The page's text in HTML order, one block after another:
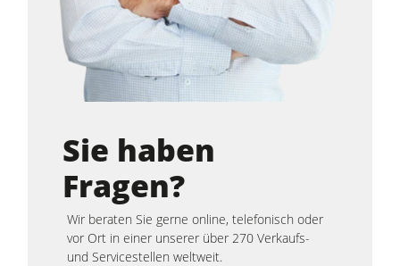
Sie haben
Fragen?
Wir beraten Sie gerne online, telefonisch oder
vor Ort in einer unserer über 270 Verkaufs-
und Servicestellen weltweit.